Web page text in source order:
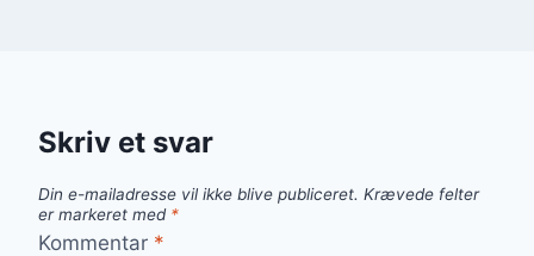
Skriv et svar
Din e-mailadresse vil ikke blive publiceret. Krævede felter
er markeret med *
Kommentar *